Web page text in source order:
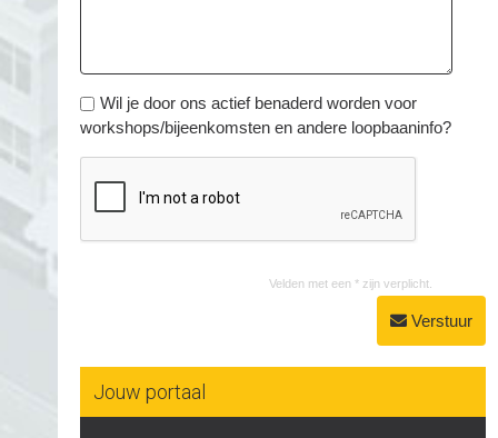
Wil je door ons actief benaderd worden voor
workshops/bijeenkomsten en andere loopbaaninfo?
Velden met een * zijn verplicht.
Verstuur
Jouw portaal